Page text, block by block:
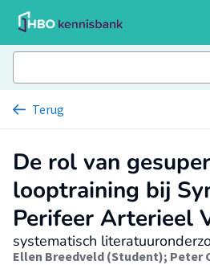
Terug
De rol van
looptraining bij
Perifeer Arterieel
systematisch
Ellen Breedveld (Student); Peter